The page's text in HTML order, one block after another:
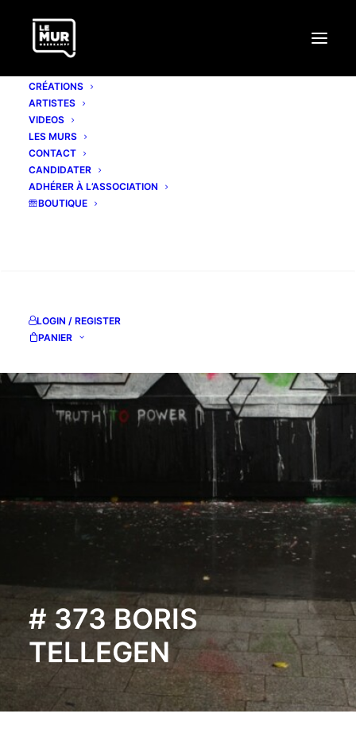
CRÉATIONS
ARTISTES
VIDEOS
LES MURS
CONTACT
CANDIDATER
ADHÉRER À L’ASSOCIATION
BOUTIQUE
LOGIN / REGISTER
PANIER
# 373 BORIS
TELLEGEN